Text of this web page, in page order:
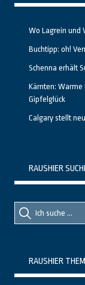
Wo Lagrein und
Buchtipp: oh!
Schenna erhält
Kärnten:
Gipfelglück
Calgary stellt
RAUSHIER
Suche
nach::
Suche
nach:
RAUSHIER